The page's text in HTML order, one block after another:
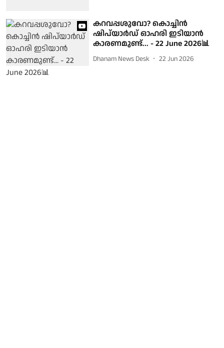
കറവപ്പശുവോ? കൊച്ചിന്‍
ഷിപ്‌യാര്‍ഡ് ഓഹരി ഇടിയാന്‍
കാരണമുണ്ട്... - 22 June 2026📊
Dhanam News Desk 22 Jun 2026